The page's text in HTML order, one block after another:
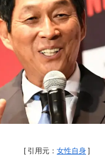
[ 引用元： 女性自身 ]